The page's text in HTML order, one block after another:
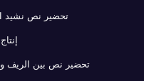
تحضير نص نشيد
تحضير نص بين الريف